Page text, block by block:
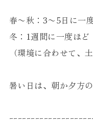
春〜秋：3〜5日に一
冬：1週間に一度ほど
（環境に合わせて、
暑い日は、朝か夕方
ｰｰｰｰｰｰｰｰｰｰｰｰｰｰｰｰｰｰ